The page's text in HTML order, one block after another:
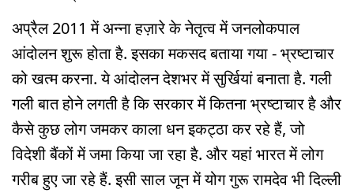
अप्रैल 2011 में अन्ना हज़ारे के नेतृत्व में जनलोकपाल
आंदोलन शुरू होता है. इसका मकसद बताया गया - भ्रष्टाचार
को खत्म करना. ये आंदोलन देशभर में सुर्खियां बनाता है. गली
गली बात होने लगती है कि सरकार में कितना भ्रष्टाचार है और
कैसे कुछ लोग जमकर काला धन इकट्ठा कर रहे हैं, जो
विदेशी बैंकों में जमा किया जा रहा है. और यहां भारत में लोग
गरीब हुए जा रहे हैं. इसी साल जून में योग गुरू रामदेव भी दिल्ली